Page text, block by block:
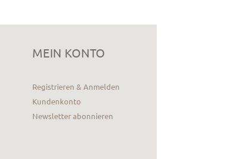
MEIN KONTO
Registrieren & Anmelden
Kundenkonto
Newsletter abonnieren